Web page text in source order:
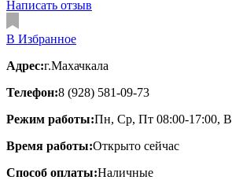
Написать отзыв
В Избранное
Адрес:г.Махачкала
Телефон:8 (928) 581-09-73
Режим работы:Пн, Ср, Пт 08:00-17:00,
Время работы:Открыто сейчас
Способ оплаты:Наличные